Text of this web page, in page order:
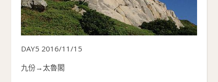
DAY5 2016/11/15
九份→太魯閣